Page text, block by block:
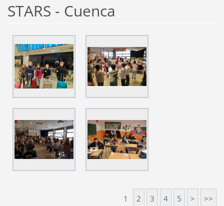
STARS - Cuenca
1 2 3 4 5 > >>